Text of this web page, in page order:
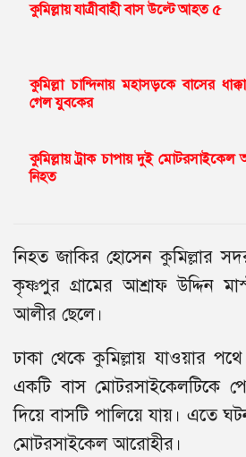
কুমিল্লায় যাত্রীবাহী বাস উল্টে আহত ৫
কুমিল্লা চান্দিনায় মহাসড়কে বাসের
গেল যুবকের
কুমিল্লায় ট্রাক চাপায় দুই মোটরসাইকেল
নিহত
নিহত জাকির হোসেন কুমিল্লার
কৃষ্ণপুর গ্রামের আশ্রাফ উদ্দিন
আলীর ছেলে।
ঢাকা থেকে কুমিল্লায় যাওয়ার
একটি বাস মোটরসাইকেলটিকে
দিয়ে বাসটি পালিয়ে যায়। এতে
মোটরসাইকেল আরোহীর।